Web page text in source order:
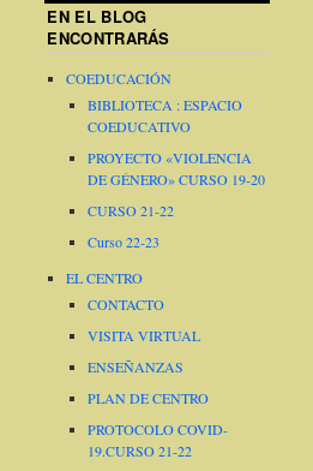
EN EL BLOG
ENCONTRARÁS
COEDUCACIÓN
BIBLIOTECA : ESPACIO
COEDUCATIVO
PROYECTO «VIOLENCIA
DE GÉNERO» CURSO 19-20
CURSO 21-22
Curso 22-23
EL CENTRO
CONTACTO
VISITA VIRTUAL
ENSEÑANZAS
PLAN DE CENTRO
PROTOCOLO COVID-
19.CURSO 21-22